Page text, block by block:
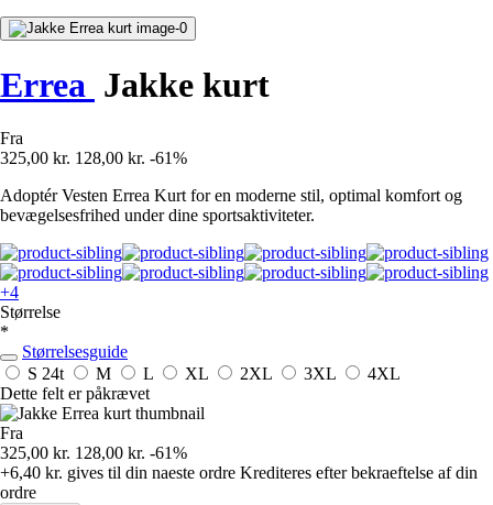
Errea Jakke kurt
Fra
325,00 kr. 128,00 kr. -61%
Adoptér Vesten Errea Kurt for en moderne stil, optimal komfort og
bevægelsesfrihed under dine sportsaktiviteter.
+4
Størrelse
*
Størrelsesguide
S 24t M L XL 2XL 3XL
4XL
Dette felt er påkrævet
Fra
325,00 kr. 128,00 kr. -61%
+6,40 kr. gives til din naeste ordre Krediteres efter bekraeftelse af din
ordre